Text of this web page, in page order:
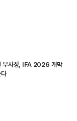
부사장, IFA 2026 개막